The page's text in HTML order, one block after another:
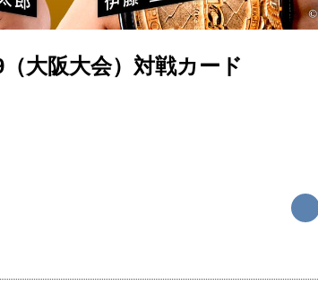
大阪大会）対戦カード